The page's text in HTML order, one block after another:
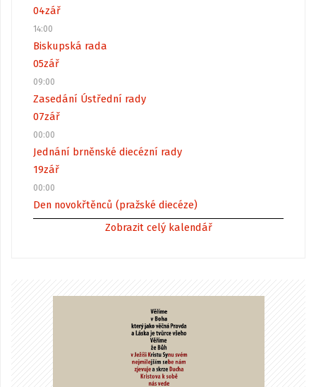
04zář
14:00
Biskupská rada
05zář
09:00
Zasedání Ústřední rady
07zář
00:00
Jednání brněnské diecézní rady
19zář
00:00
Den novokřtěnců (pražské diecéze)
Zobrazit celý kalendář